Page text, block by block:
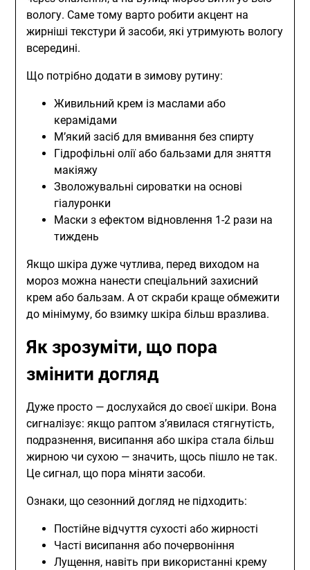
вологу. Саме тому варто робити акцент на
жирніші текстури й засоби, які утримують вологу
всередині.
Що потрібно додати в зимову рутину:
Живильний крем із маслами або
керамідами
М’який засіб для вмивання без спирту
Гідрофільні олії або бальзами для зняття
макіяжу
Зволожувальні сироватки на основі
гіалуронки
Маски з ефектом відновлення 1-2 рази на
тиждень
Якщо шкіра дуже чутлива, перед виходом на
мороз можна нанести спеціальний захисний
крем або бальзам. А от скраби краще обмежити
до мінімуму, бо взимку шкіра більш вразлива.
Як зрозуміти, що пора
змінити догляд
Дуже просто — дослухайся до своєї шкіри. Вона
сигналізує: якщо раптом з’явилася стягнутість,
подразнення, висипання або шкіра стала більш
жирною чи сухою — значить, щось пішло не так.
Це сигнал, що пора міняти засоби.
Ознаки, що сезонний догляд не підходить:
Постійне відчуття сухості або жирності
Часті висипання або почервоніння
Лущення, навіть при використанні крему